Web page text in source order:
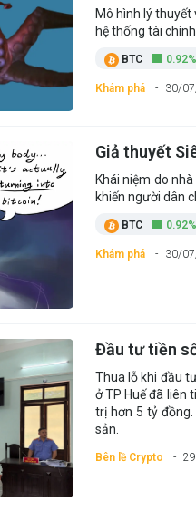
Khám phá 30/
Mô hình lý
hệ thống tài
BTC 0.92%
Khám phá 30/
Giả thuyết
Khái niệm do
khiến người dân
BTC 0.92%
Bên lề Crypto
Đầu tư tiền
Thua lỗ khi đầu
ở TP Huế đã liên
trị hơn 5 tỷ
sản.